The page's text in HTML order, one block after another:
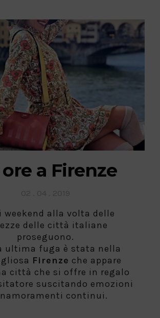
a Firenze
weekend alla volta delle
delle città italiane
proseguono.
ultima fuga è stata nella
Firenze che appare
città che si offre in regalo
suscitando emozioni
continui.